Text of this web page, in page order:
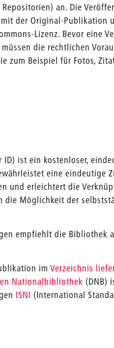
an. Die
der Original-Publikation
Lizenz. Bevor eine
die rechtlichen
zum Beispiel für Fotos,
ID) ist ein kostenloser,
eine eindeutige
und erleichtert die
die Möglichkeit der
empfiehlt die Bibliothek
imVerzeichnis
Nationalbibliothek (DNB)
ISNI (International